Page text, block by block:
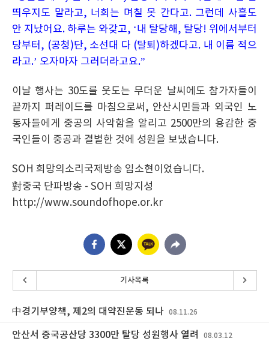
띄우지도 말라고, 너희는 며칠 못 간다고. 그런데 사흘도
안 지났어요. 하루는 와갖고, ‘내 탈당해, 탈당! 위에서부터
당부터, (공청)단, 소선대 다 (탈퇴)하겠다고. 내 이름 적으
라고.’ 오자마자 그러더라고요.”
이날 행사는 30도를 웃도는 무더운 날씨에도 참가자들이
끝까지 퍼레이드를 마침으로써, 안산시민들과 외국인 노
동자들에게 중공의 사악함을 알리고 2500만의 용감한 중
국인들이 중공과 결별한 것에 성원을 보냈습니다.
SOH 희망의소리국제방송 임소현이었습니다.
對중국 단파방송 - SOH 희망지성
http://www.soundofhope.or.kr
기사목록
中경기부양책, 제2의 대약진운동 되나 08.11.26
안산서 중국공산당 3300만 탈당 성원행사 열려 08.03.12